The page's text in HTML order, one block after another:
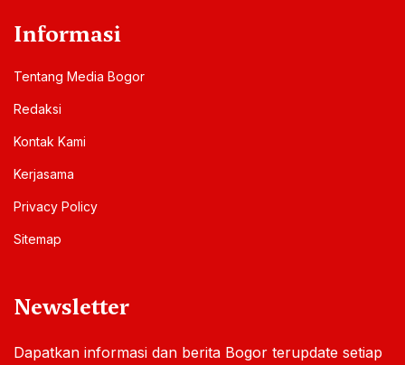
Informasi
Tentang Media Bogor
Redaksi
Kontak Kami
Kerjasama
Privacy Policy
Sitemap
Newsletter
Dapatkan informasi dan berita Bogor terupdate setiap